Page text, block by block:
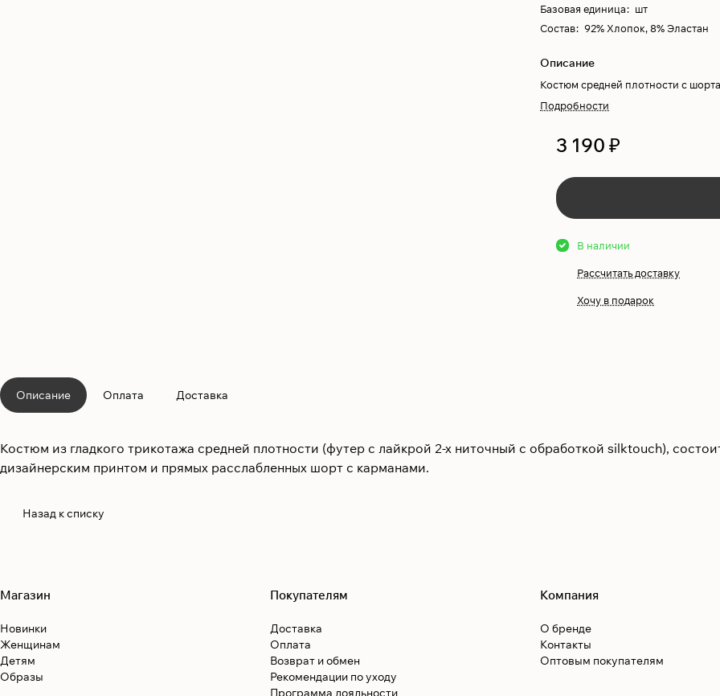
Базовая единица: шт
Состав: 92% Хлопок, 8% Эластан
Описание
Костюм средней плотности с
Подробности
3 190 ₽
В наличии
Рассчитать доставку
Хочу в подарок
Описание Оплата Доставка
Костюм из гладкого трикотажа средней плотности (футер с лайкрой 2-х ниточный с обработкой silktouch),
дизайнерским принтом и прямых расслабленных шорт с карманами.
Назад к списку
Магазин
Новинки
Женщинам
Детям
Образы
Покупателям
Доставка
Оплата
Возврат и обмен
Рекомендации по уходу
Программа лояльности
Компания
О бренде
Контакты
Оптовым покупателям